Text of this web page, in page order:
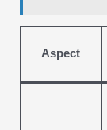
Aspect